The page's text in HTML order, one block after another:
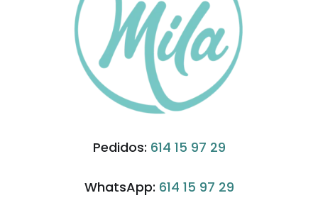
Pedidos: 614 15 97 29
WhatsApp: 614 15 97 29